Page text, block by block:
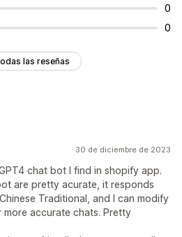
0
0
las reseñas
30 de diciembre de 2023
chat bot I find in shopify app.
are pretty acurate, it responds
Traditional, and I can modify
accurate chats. Pretty